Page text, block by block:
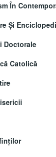
În
Și
Doctorale
Catolică